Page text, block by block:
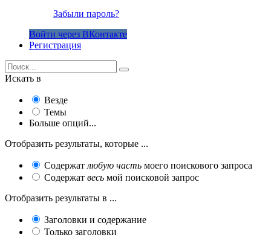
Забыли пароль?
Войти через ВКонтакте
Регистрация
Искать в
Везде
Темы
Больше опций...
Отобразить результаты, которые ...
Содержат любую часть моего поискового запроса
Содержат весь мой поисковой запрос
Отобразить результаты в ...
Заголовки и содержание
Только заголовки